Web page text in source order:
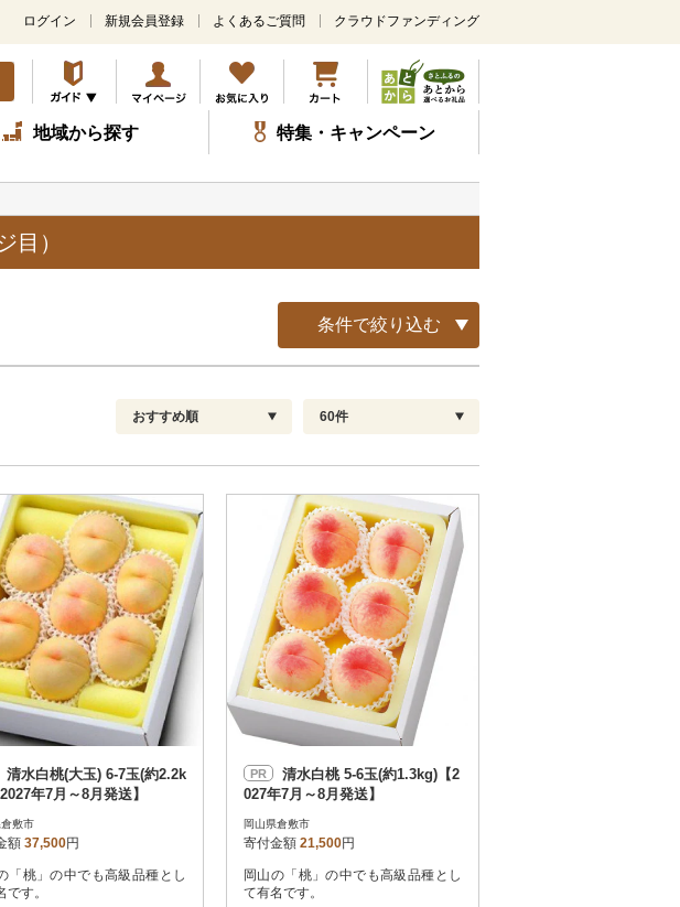
メ
ン
コ
ン
テ
ツ
ッ
ログイン 新規会員登録 よくあるご質問 クラウドファンディング
地域から探す 特集・キャンペーン
目）
条件で絞り込む
解除
種別 解除
配送指定 解除
お届け日時指定可
お届け時間帯指定可
発送される月指定可
その他 解除
さとふる限定のお礼品
定期便
さとふるアプリdeワンストップ申請
対象
結果を見る（386 件）
おすすめ順
新着順
レビュー件数順
レビュー評価順
寄付金額が高い順
寄付金額が低い順
60件
60
90
120
年7月～8月発送】
倉敷市
額 37,500円
「桃」の中でも高級品種とし
です。
PR
027年7月～8月発送】
岡山県倉敷市
寄付金額 21,500円
岡山の「桃」の中でも高級品種とし
て有名です。